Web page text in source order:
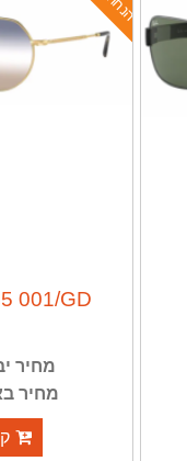
001/GD
מחיר
מחיר